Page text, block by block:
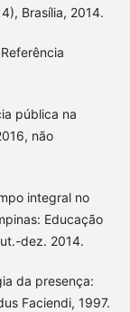
Brasília, 2014.
pública na
não
integral no
Educação
dez. 2014.
da presença:
Faciendi, 1997.